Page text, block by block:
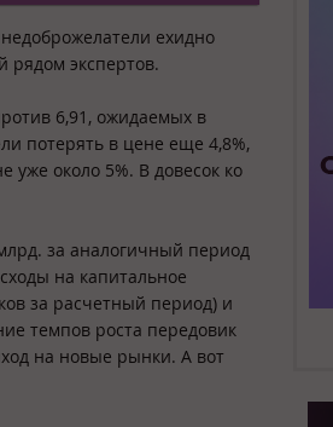
ехидно
рядом экспертов.
6,91, ожидаемых в
потерять в цене еще 4,8%,
уже около 5%. В довесок ко
за аналогичный период
на капитальное
за расчетный период) и
темпов роста передовик
на новые рынки. А вот